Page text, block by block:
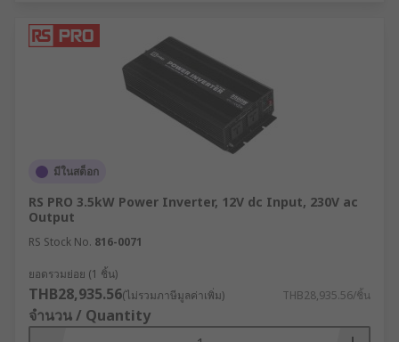
มีในสต็อก
RS PRO 3.5kW Power Inverter, 12V dc Input, 230V ac
Output
RS Stock No. 816-0071
ยอดรวมย่อย (1 ชิ้น)
THB28,935.56(ไม่รวมภาษีมูลค่าเพิ่ม) THB28,935.56/ชิ้น
จำนวน / Quantity